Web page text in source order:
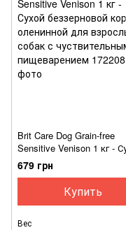
Brit Care Dog Grain-free
Sensitive Venison 1 кг -
беззерновой корм с
оленинной для взрослых
собак с чуствительным
пищеварением
679 грн
Купить
Вес